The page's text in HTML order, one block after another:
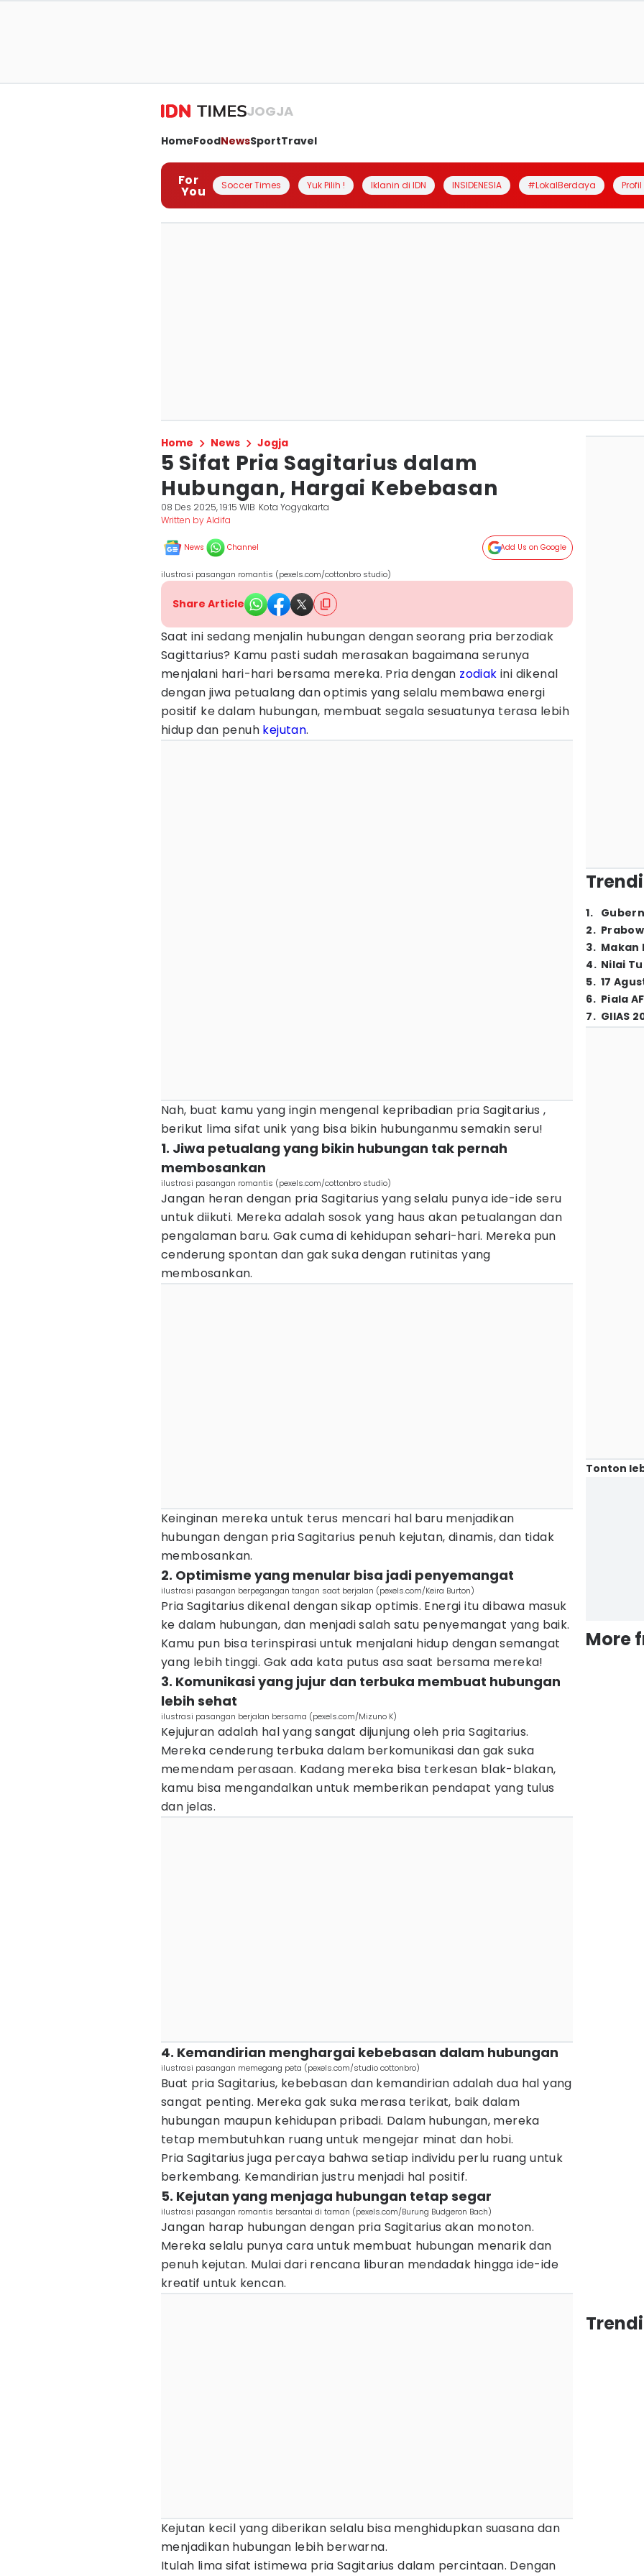
JOGJA
HomeFoodNewsSportTravel
For
You Soccer Times Yuk Pilih ! Iklanin di IDN INSIDENESIA #LokalBerdaya
Home News Jogja
5 Sifat Pria Sagitarius dalam
Hubungan, Hargai Kebebasan
08 Des 2025, 19:15 WIB Kota Yogyakarta
Written by Aldifa
News Channel Add Us on Google
ilustrasi pasangan romantis (pexels.com/cottonbro studio)
Share Article
Saat ini sedang menjalin hubungan dengan seorang pria berzodiak
Sagittarius? Kamu pasti sudah merasakan bagaimana serunya
menjalani hari-hari bersama mereka. Pria dengan zodiak ini dikenal
dengan jiwa petualang dan optimis yang selalu membawa energi
positif ke dalam hubungan, membuat segala sesuatunya terasa lebih
hidup dan penuh kejutan.
Nah, buat kamu yang ingin mengenal kepribadian pria Sagitarius ,
berikut lima sifat unik yang bisa bikin hubunganmu semakin seru!
1. Jiwa petualang yang bikin hubungan tak pernah
membosankan
ilustrasi pasangan romantis (pexels.com/cottonbro studio)
Jangan heran dengan pria Sagitarius yang selalu punya ide-ide seru
untuk diikuti. Mereka adalah sosok yang haus akan petualangan dan
pengalaman baru. Gak cuma di kehidupan sehari-hari. Mereka pun
cenderung spontan dan gak suka dengan rutinitas yang
membosankan.
Keinginan mereka untuk terus mencari hal baru menjadikan
hubungan dengan pria Sagitarius penuh kejutan, dinamis, dan tidak
membosankan.
2. Optimisme yang menular bisa jadi penyemangat
ilustrasi pasangan berpegangan tangan saat berjalan (pexels.com/Keira Burton)
Pria Sagitarius dikenal dengan sikap optimis. Energi itu dibawa masuk
ke dalam hubungan, dan menjadi salah satu penyemangat yang baik.
Kamu pun bisa terinspirasi untuk menjalani hidup dengan semangat
yang lebih tinggi. Gak ada kata putus asa saat bersama mereka!
3. Komunikasi yang jujur dan terbuka membuat hubungan
lebih sehat
ilustrasi pasangan berjalan bersama (pexels.com/Mizuno K)
Kejujuran adalah hal yang sangat dijunjung oleh pria Sagitarius.
Mereka cenderung terbuka dalam berkomunikasi dan gak suka
memendam perasaan. Kadang mereka bisa terkesan blak-blakan,
kamu bisa mengandalkan untuk memberikan pendapat yang tulus
dan jelas.
4. Kemandirian menghargai kebebasan dalam hubungan
ilustrasi pasangan memegang peta (pexels.com/studio cottonbro)
Buat pria Sagitarius, kebebasan dan kemandirian adalah dua hal yang
sangat penting. Mereka gak suka merasa terikat, baik dalam
hubungan maupun kehidupan pribadi. Dalam hubungan, mereka
tetap membutuhkan ruang untuk mengejar minat dan hobi.
Pria Sagitarius juga percaya bahwa setiap individu perlu ruang untuk
berkembang. Kemandirian justru menjadi hal positif.
5. Kejutan yang menjaga hubungan tetap segar
ilustrasi pasangan romantis bersantai di taman (pexels.com/Burung Budgeron Bach)
Jangan harap hubungan dengan pria Sagitarius akan monoton.
Mereka selalu punya cara untuk membuat hubungan menarik dan
penuh kejutan. Mulai dari rencana liburan mendadak hingga ide-ide
kreatif untuk kencan.
Kejutan kecil yang diberikan selalu bisa menghidupkan suasana dan
menjadikan hubungan lebih berwarna.
Itulah lima sifat istimewa pria Sagitarius dalam percintaan. Dengan
1.
2.
3. Makan
4. Nilai
5. 17
6. Piala
7. GIIAS
Tonton
More